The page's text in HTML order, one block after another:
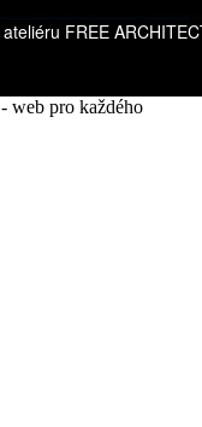
- web pro každého